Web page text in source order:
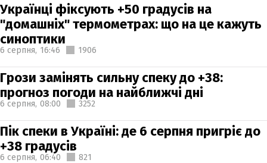
Українці фіксують +50 градусів на
"домашніх" термометрах: що на це кажуть
синоптики
6 серпня, 16:46 1906
Грози замінять сильну спеку до +38:
прогноз погоди на найближчі дні
6 серпня, 08:00 3252
Пік спеки в Україні: де 6 серпня пригріє до
+38 градусів
6 серпня, 06:40 821